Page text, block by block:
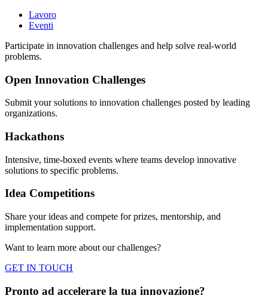
Lavoro
Eventi
Participate in innovation challenges and help solve real-world
problems.
Open Innovation Challenges
Submit your solutions to innovation challenges posted by leading
organizations.
Hackathons
Intensive, time-boxed events where teams develop innovative
solutions to specific problems.
Idea Competitions
Share your ideas and compete for prizes, mentorship, and
implementation support.
Want to learn more about ourchallenges?
GET IN TOUCH
Pronto ad accelerare la tua innovazione?